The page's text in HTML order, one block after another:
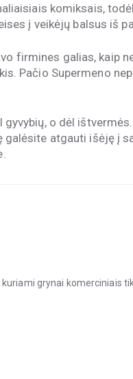
komiksais,
į veikėjų balsus iš
firmines galias, kaip
Pačio Supermeno
o dėl
atgauti išėję į
grynai komerciniais